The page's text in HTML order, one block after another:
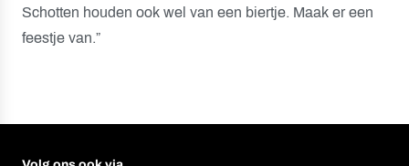
Schotten houden ook wel van een biertje. Maak er een
feestje van.”